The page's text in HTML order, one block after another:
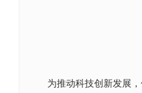
为推动科技创新发展